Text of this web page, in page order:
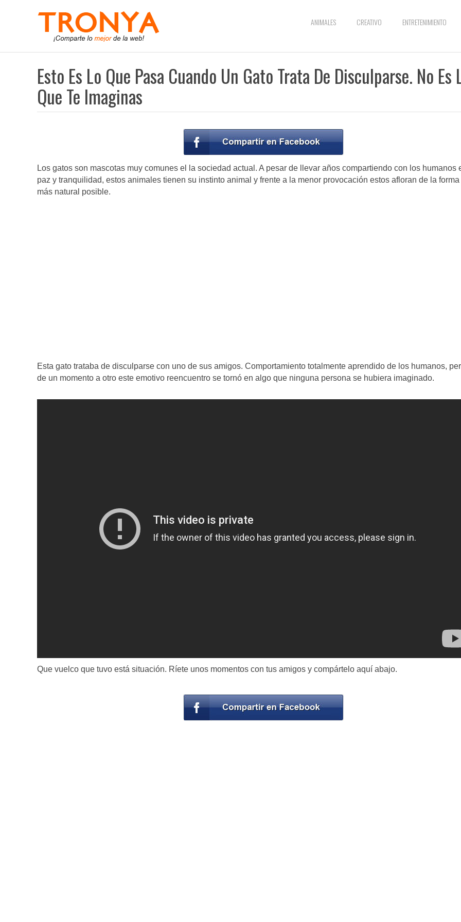
ANIMALES CREATIVO ENTRETENIMIENTO
Esto Es Lo Que Pasa Cuando Un Gato Trata De Disculparse. No Es
Que Te Imaginas
Los gatos son mascotas muy comunes el la sociedad actual. A pesar de llevar años compartiendo con los humanos
paz y tranquilidad, estos animales tienen su instinto animal y frente a la menor provocación estos afloran de la forma
más natural posible.
Esta gato trataba de disculparse con uno de sus amigos. Comportamiento totalmente aprendido de los humanos,
de un momento a otro este emotivo reencuentro se tornó en algo que ninguna persona se hubiera imaginado.
Que vuelco que tuvo está situación. Ríete unos momentos con tus amigos y compártelo aquí abajo.